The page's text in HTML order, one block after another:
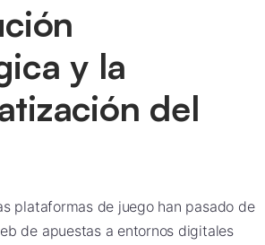
y la
del
plataformas de juego han pasado de
de apuestas a entornos digitales